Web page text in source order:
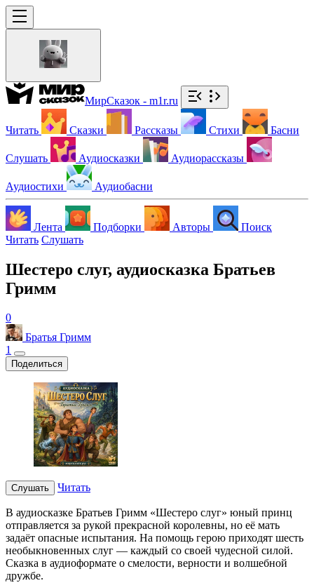
МирСказок - m1r.ru
Читать Сказки Рассказы Стихи Басни
Слушать Аудиосказки Аудиорассказы
Аудиостихи Аудиобасни
Лента Подборки Авторы
Поиск
Читать Слушать
Шестеро слуг, аудиосказка Братьев
Гримм
0
Братья Гримм
1
Поделиться
Слушать Читать
В аудиосказке Братьев Гримм «Шестеро слуг» юный принц
отправляется за рукой прекрасной королевны, но её мать
задаёт опасные испытания. На помощь герою приходят шесть
необыкновенных слуг — каждый со своей чудесной силой.
Сказка в аудиоформате о смелости, верности и волшебной
дружбе.